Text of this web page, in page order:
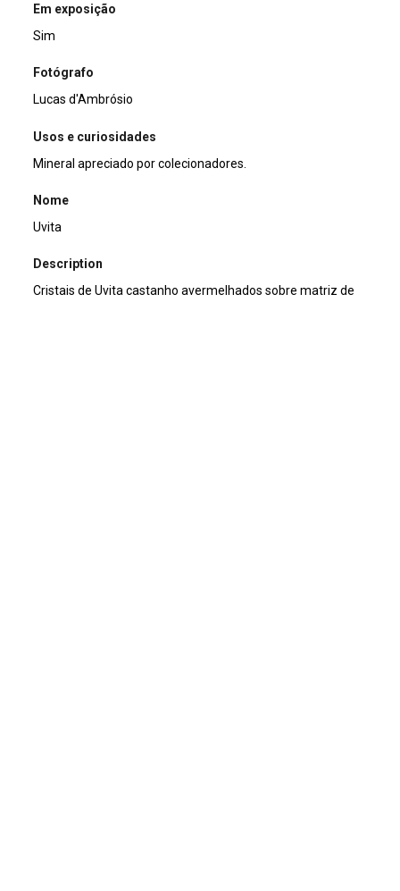
Em exposição
Sim
Fotógrafo
Lucas d'Ambrósio
Usos e curiosidades
Mineral apreciado por colecionadores.
Nome
Uvita
Description
Cristais de Uvita castanho avermelhados sobre matriz de